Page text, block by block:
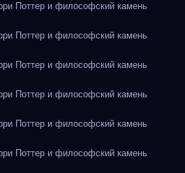
Поттер и философский камень
Поттер и философский камень
Поттер и философский камень
Поттер и философский камень
Поттер и философский камень
Поттер и философский камень